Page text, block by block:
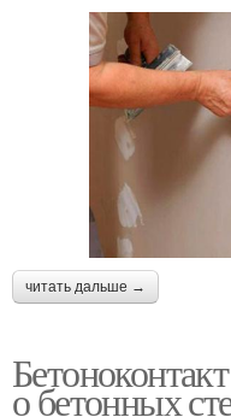
читать дальше →
о бетонных